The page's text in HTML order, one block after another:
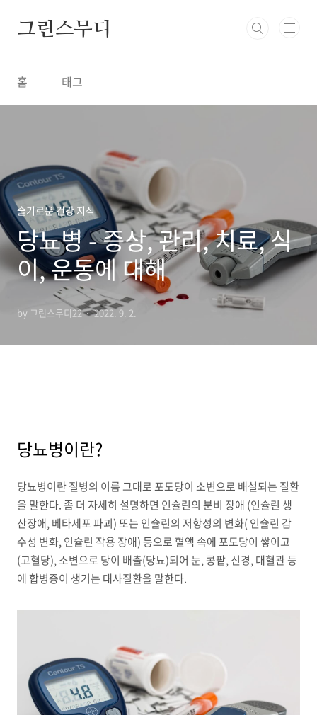
그린스무디
홈 태그
슬기로운 건강 지식
당뇨병 - 증상, 관리, 치료, 식
이, 운동에 대해
by 그린스무디22 2022. 9. 2.
당뇨병이란?
당뇨병이란 질병의 이름 그대로 포도당이 소변으로 배설되는 질환
을 말한다. 좀 더 자세히 설명하면 인슐린의 분비 장애 (인슐린 생
산장애, 베타세포 파괴) 또는 인슐린의 저항성의 변화( 인슐린 감
수성 변화, 인슐린 작용 장애) 등으로 혈액 속에 포도당이 쌓이고
(고혈당), 소변으로 당이 배출(당뇨)되어 눈, 콩팥, 신경, 대혈관 등
에 합병증이 생기는 대사질환을 말한다.